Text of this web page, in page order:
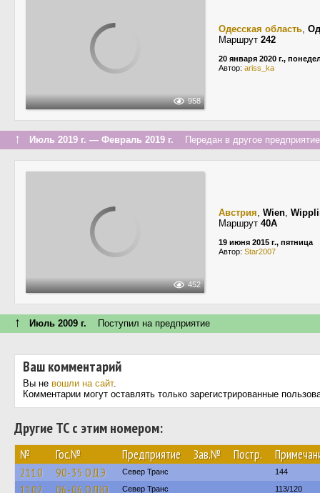
958
Одесская область,
Маршрут 242
20 января 2020 г.,
Автор: ariss_ka
↑ Июль 2019 г. — Февраль 2019 г. Передан в другое
452
Австрия, Wien,
Маршрут 40A
19 июня 2015 г., пятница
Автор: Star2007
↑ Июль 2009 г. Поступил на предприятие
Ваш комментарий
Вы не вошли на сайт.
Комментарии могут оставлять только зарегистрированные
Другие ТС с этим номером:
№ Гос.№ Предприятие Зав.№ Постр.
2110 90-35 ОДЭ Север Транс 144
1102 06-06 ОДЮ Север Транс 113/120